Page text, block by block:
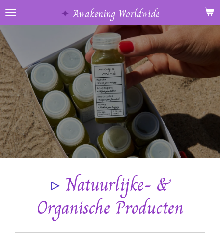
Ga
direct
naar
de
hoofdinhoud
✦ Awakening Worldwide
▹ Natuurlijke- &
Organische Producten